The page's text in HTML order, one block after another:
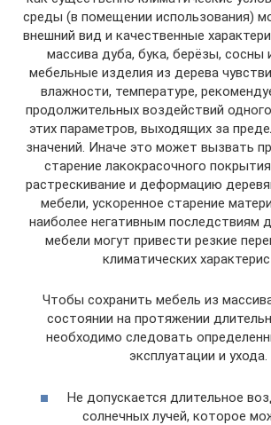
среды (в помещении использования)
внешний вид и качественные
массива дуба, бука, берёзы, сосны
мебельные изделия из дерева
влажности, температуре,
продолжительных воздействий
этих параметров, выходящих за
значений. Иначе это может вызвать
старение лакокрасочного
растрескивание и деформацию
мебели, ускоренное старение
наиболее негативным последствиям
мебели могут привести резкие
климатических
Чтобы сохранить мебель из
состоянии на протяжении
необходимо следовать
эксплуатации и ухода.
Не допускается длительное
солнечных лучей, которое